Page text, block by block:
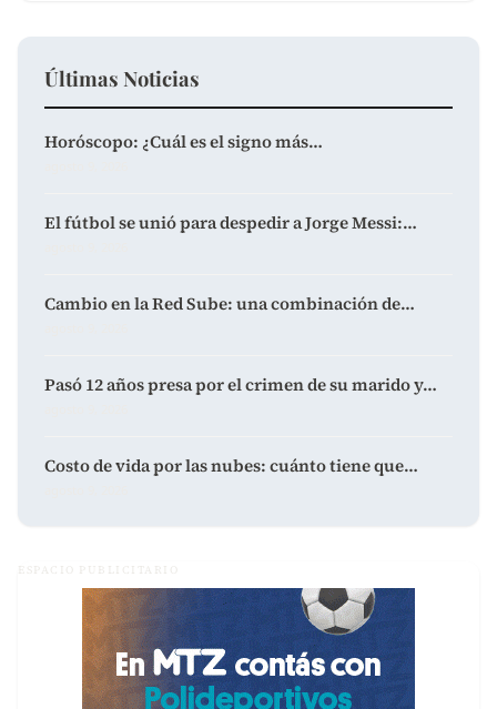
Últimas Noticias
Horóscopo: ¿Cuál es el signo más…
El fútbol se unió para despedir a Jorge Messi:…
Cambio en la Red Sube: una combinación de…
Pasó 12 años presa por el crimen de su marido y…
Costo de vida por las nubes: cuánto tiene que…
ESPACIO PUBLICITARIO